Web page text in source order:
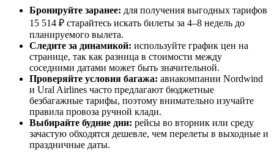
Бронируйте заранее: для получения выгодных тарифов
15 514 ₽ старайтесь искать билеты за 4–8 недель до
планируемого вылета.
Следите за динамикой: используйте график цен на
странице, так как разница в стоимости между
соседними датами может быть значительной.
Проверяйте условия багажа: авиакомпании Nordwind
и Ural Airlines часто предлагают бюджетные
безбагажные тарифы, поэтому внимательно изучайте
правила провоза ручной клади.
Выбирайте будние дни: рейсы во вторник или среду
зачастую обходятся дешевле, чем перелеты в выходные и
праздничные даты.